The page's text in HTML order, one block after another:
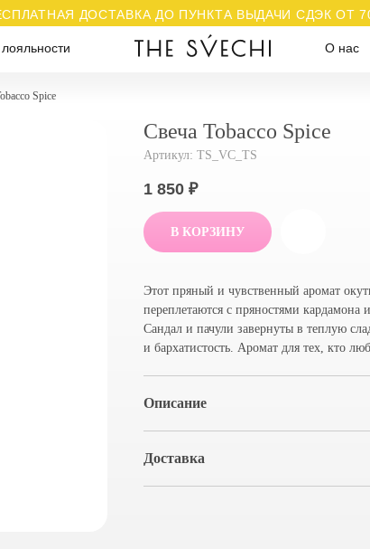
ДОСТАВКА ДО ПУНКТА ВЫДАЧИ СДЭК ОТ
О нас
Spice
Свеча Tobacco Spice
Артикул: TS_VC_TS
1 850 ₽
В КОРЗИНУ
Этот пряный и чувственный аромат
переплетаются с пряностями
Сандал и пачули завернуты в теплую
и бархатистость. Аромат для тех, кто
Описание
Доставка